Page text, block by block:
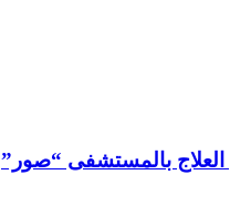
العلاج بالمستشفى “صور”